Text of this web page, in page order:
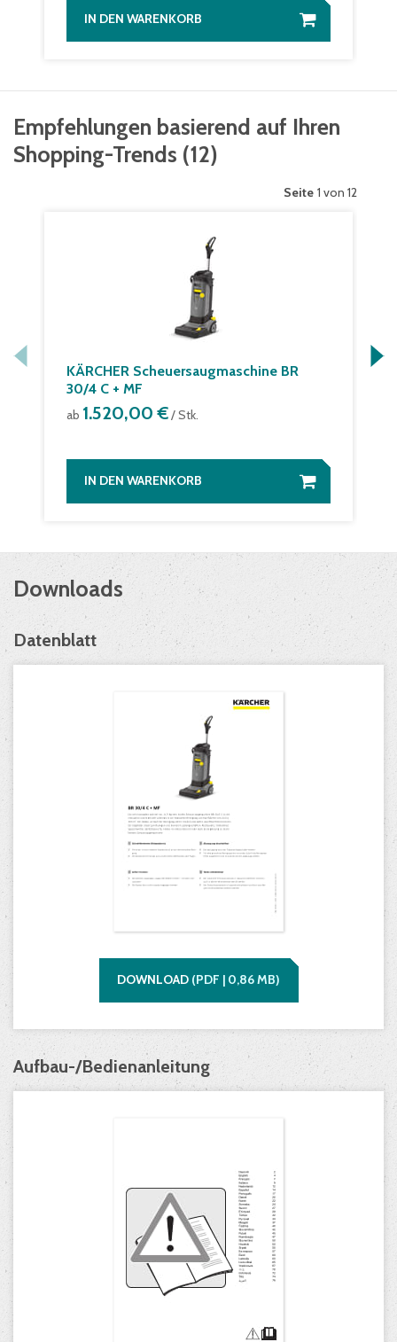
IN DEN WARENKORB
Empfehlungen basierend auf Ihren
Shopping-Trends (12)
Seite 1 von 12
KÄRCHER Scheuersaugmaschine BR
30/4 C + MF
ab 1.520,00 €/ Stk.
IN DEN WARENKORB
Downloads
Datenblatt
DOWNLOAD (PDF | 0,86MB)
Aufbau-/Bedienanleitung